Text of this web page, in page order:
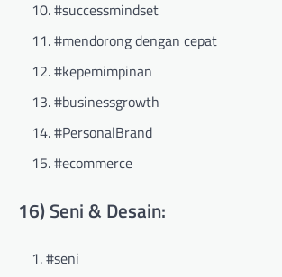
#successmindset
#mendorong dengan cepat
#kepemimpinan
#businessgrowth
#PersonalBrand
#ecommerce
16) Seni & Desain:
#seni